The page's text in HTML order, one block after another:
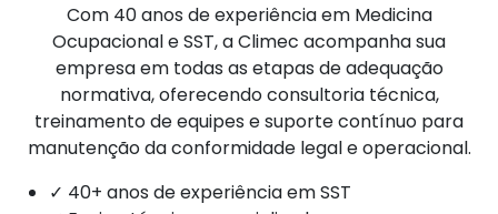
Com 40 anos de experiência em Medicina
Ocupacional e SST, a Climec acompanha sua
empresa em todas as etapas de adequação
normativa, oferecendo consultoria técnica,
treinamento de equipes e suporte contínuo para
manutenção da conformidade legal e operacional.
✓ 40+ anos de experiência em SST